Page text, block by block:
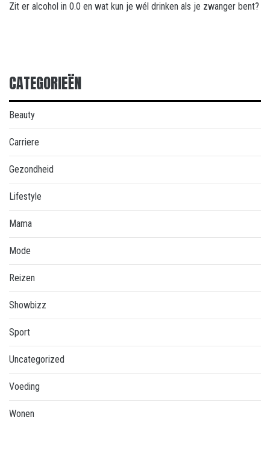
Zit er alcohol in 0.0 en wat kun je wél drinken als je zwanger bent?
CATEGORIEËN
Beauty
Carriere
Gezondheid
Lifestyle
Mama
Mode
Reizen
Showbizz
Sport
Uncategorized
Voeding
Wonen